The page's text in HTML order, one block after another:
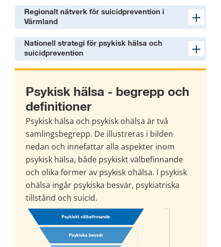
Regionalt nätverk för suicidprevention i
Värmland
Nationell strategi för psykisk hälsa och
suicidprevention
Psykisk hälsa - begrepp och
definitioner
Psykisk hälsa och psykisk ohälsa är två
samlingsbegrepp. De illustreras i bilden
nedan och innefattar alla aspekter inom
psykisk hälsa, både psykiskt välbefinnande
och olika former av psykisk ohälsa. I psykisk
ohälsa ingår psykiska besvär, psykiatriska
tillstånd och suicid.